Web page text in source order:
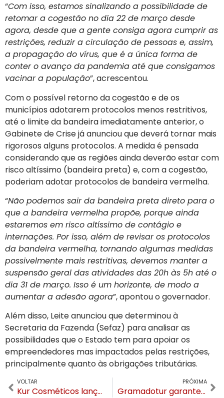
“Com isso, estamos sinalizando a possibilidade de
retomar a cogestão no dia 22 de março desde
agora, desde que a gente consiga agora cumprir as
restrições, reduzir a circulação de pessoas e, assim,
a propagação do vírus, que é a única forma de
conter o avanço da pandemia até que consigamos
vacinar a população”, acrescentou.
Com o possível retorno da cogestão e de os
municípios adotarem protocolos menos restritivos,
até o limite da bandeira imediatamente anterior, o
Gabinete de Crise já anunciou que deverá tornar mais
rigorosos alguns protocolos. A medida é pensada
considerando que as regiões ainda deverão estar com
risco altíssimo (bandeira preta) e, com a cogestão,
poderiam adotar protocolos de bandeira vermelha.
“Não podemos sair da bandeira preta direto para o
que a bandeira vermelha propõe, porque ainda
estaremos em risco altíssimo de contágio e
internações. Por isso, além de revisar os protocolos
da bandeira vermelha, tornando algumas medidas
possivelmente mais restritivas, devemos manter a
suspensão geral das atividades das 20h às 5h até o
dia 31 de março. Isso é um horizonte, de modo a
aumentar a adesão agora”, apontou o governador.
Além disso, Leite anunciou que determinou à
Secretaria da Fazenda (Sefaz) para analisar as
possibilidades que o Estado tem para apoiar os
empreendedores mas impactados pelas restrições,
principalmente quanto às obrigações tributárias.
VOLTAR
Kur Cosméticos lança produto e desafio para cuidados com a pele
PRÓXIMA
Gramadotur garante os eventos em Gramado mesmo com a suspensão da Lei Rouanet por Bolsonaro